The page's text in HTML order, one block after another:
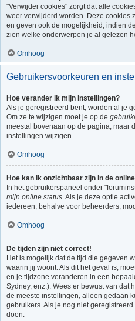
"Verwijder cookies" zorgt dat alle
weer verwijderd worden. Deze cookies
en geven ook de mogelijkheid, indien
zien welke onderwerpen je al gelezen
Omhoog
Gebruikersvoorkeuren en
Hoe verander ik mijn instellingen?
Als je geregistreerd bent, worden al je
Om ze te wijzigen moet je op de
meestal bovenaan op de pagina, maar
instellingen wijzigen.
Omhoog
Hoe kan ik onzichtbaar zijn in de
In het gebruikerspaneel onder
mijn online status. Als je deze optie
iedereen, behalve voor beheerders,
Omhoog
De tijden zijn niet correct!
Het is mogelijk dat de tijd die gegeven
waarin jij woont. Als dit het geval is,
en je tijdzone veranderen in een
Sydney, enz.). Wees er bewust van dat
de meeste instellingen, alleen gedaan
gebruikers. Als je nog niet
doen.